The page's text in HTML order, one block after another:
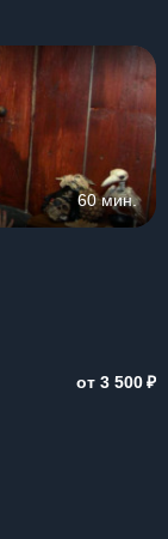
60 мин.
от 3 500₽